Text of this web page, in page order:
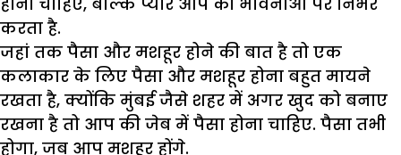
करता है.
जहां तक पैसा और मशहूर होने की बात है तो एक
कलाकार के लिए पैसा और मशहूर होना बहुत मायने
रखता है, क्योंकि मुंबई जैसे शहर में अगर खुद को बनाए
रखना है तो आप की जेब में पैसा होना चाहिए. पैसा तभी
होगा, जब आप मशहूर होंगे.